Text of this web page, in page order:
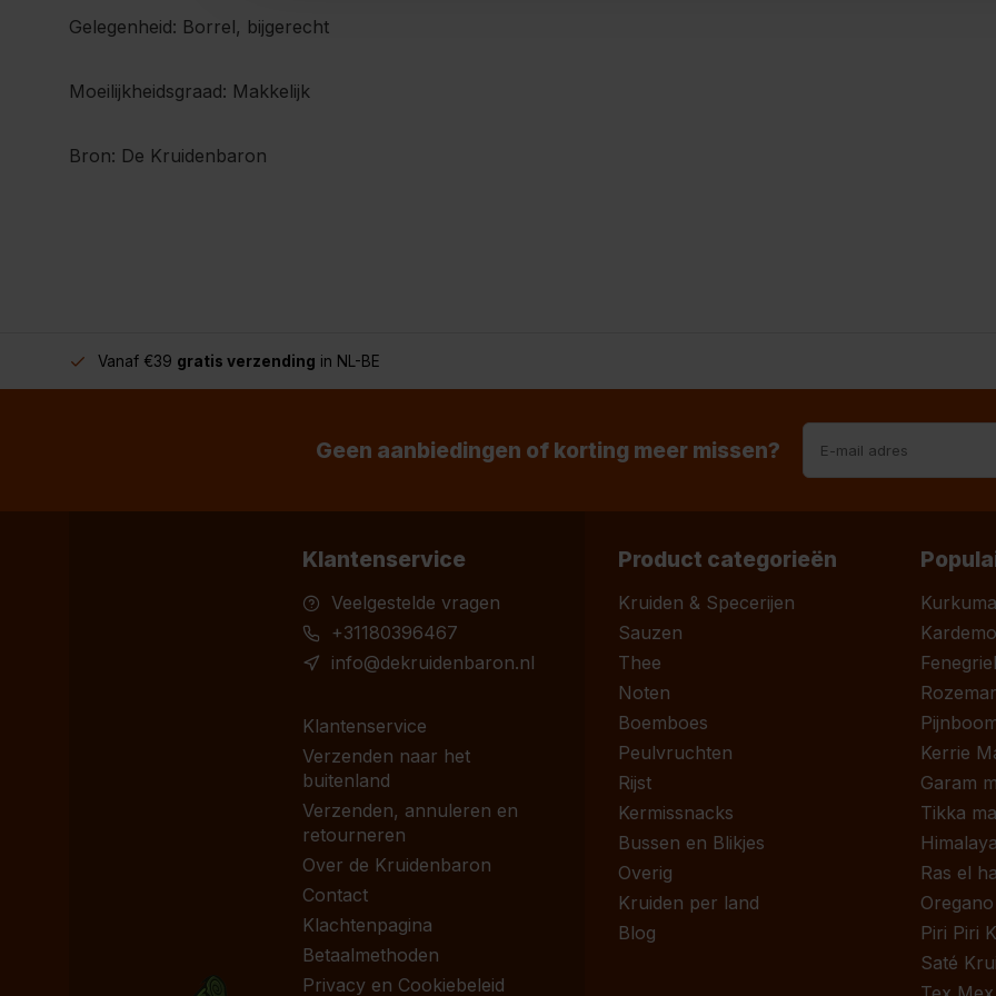
Gelegenheid: Borrel, bijgerecht
Moeilijkheidsgraad: Makkelijk
Bron: De Kruidenbaron
Vanaf €39 gratis verzending in NL-BE
Geen aanbiedingen of korting meer missen?
Klantenservice
Veelgestelde vragen
+31180396467
info@dekruidenbaron.nl
Klantenservice
Verzenden naar het
buitenland
Verzenden, annuleren en
retourneren
Over de Kruidenbaron
Contact
Klachtenpagina
Betaalmethoden
Privacy en Cookiebeleid
Product categorieën
Kruiden & Specerijen
Sauzen
Thee
Noten
Boemboes
Peulvruchten
Rijst
Kermissnacks
Bussen en Blikjes
Overig
Kruiden per land
Blog
Kurkuma
Kerrie
Garam
Tikka
Ras el
Oregano
Piri Piri
Saté